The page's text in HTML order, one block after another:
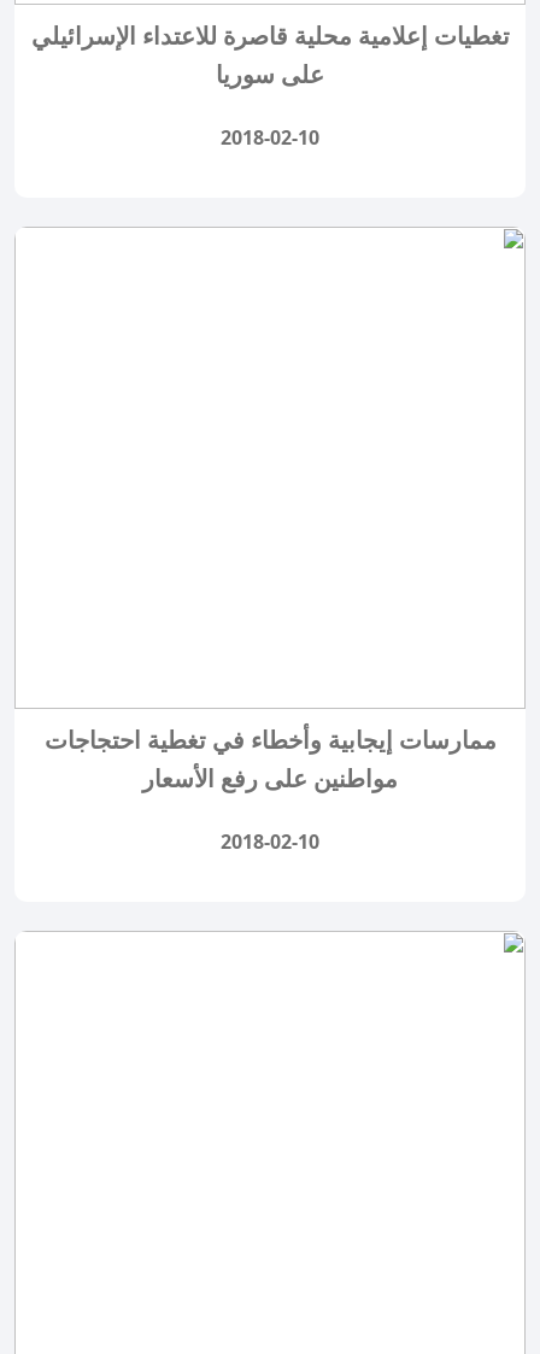
تغطيات إعلامية محلية قاصرة للاعتداء الإسرائيلي
على سوريا
2018-02-10
ممارسات إيجابية وأخطاء في تغطية احتجاجات
مواطنين على رفع الأسعار
2018-02-10